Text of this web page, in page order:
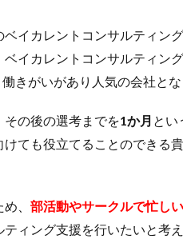
イカレントコンサルティング
ベイカレントコンサルティン
きがいがあり人気の会社とな
の後の選考までを1か月 とい
ても役立てることのできる
め 部活動やサークルで忙し
ィング支援を行いたいと考